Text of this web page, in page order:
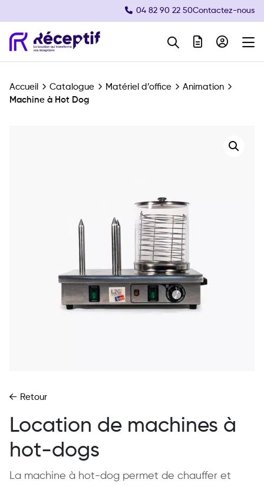
04 82 90 22 50Contactez-nous
Navigation principale
Accueil Catalogue Matériel d’office
Animation
Machine à Hot Dog
Retour
Location de machines à
hot-dogs
La machine à hot-dog permet de chauffer et